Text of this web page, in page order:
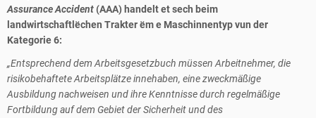
Assurance Accident (AAA) handelt et sech beim
landwirtschaftlëchen Trakter ëm e Maschinnentyp vun der
Kategorie 6:
„Entsprechend dem Arbeitsgesetzbuch müssen Arbeitnehmer, die
risikobehaftete Arbeitsplätze innehaben, eine zweckmäßige
Ausbildung nachweisen und ihre Kenntnisse durch regelmäßige
Fortbildung auf dem Gebiet der Sicherheit und des